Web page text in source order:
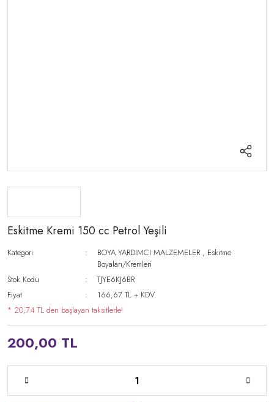
Eskitme Kremi 150 cc Petrol Yeşili
Kategori BOYA YARDIMCI MALZEMELER , Eskitme
Boyaları/Kremleri
Stok Kodu
TJYE6KJ6BR
Fiyat
166,67 TL + KDV
* 20,74 TL den başlayan taksitlerle!
200,00 TL